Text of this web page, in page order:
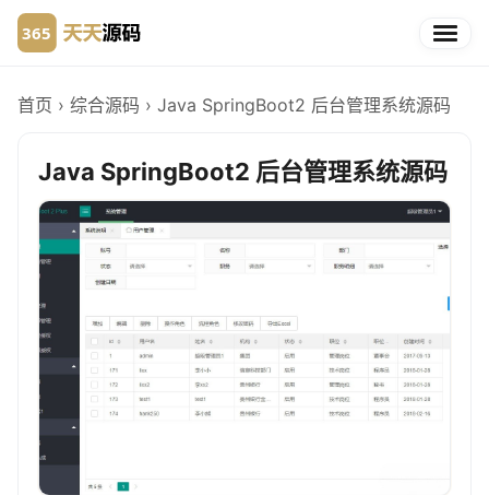
首页 › 综合源码 › Java SpringBoot2 后台管理系统源码
Java SpringBoot2 后台管理系统源码